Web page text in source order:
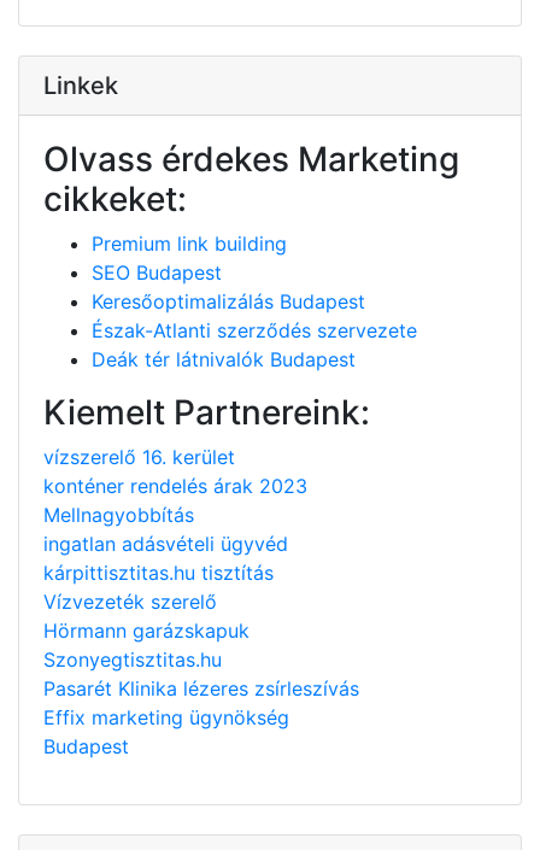
Linkek
Olvass érdekes Marketing
cikkeket:
Premium link building
SEO Budapest
Keresőoptimalizálás Budapest
Észak-Atlanti szerződés szervezete
Deák tér látnivalók Budapest
Kiemelt Partnereink:
vízszerelő 16. kerület
konténer rendelés árak 2023
Mellnagyobbítás
ingatlan adásvételi ügyvéd
kárpittisztitas.hu tisztítás
Vízvezeték szerelő
Hörmann garázskapuk
Szonyegtisztitas.hu
Pasarét Klinika lézeres zsírleszívás
Effix marketing ügynökség
Budapest